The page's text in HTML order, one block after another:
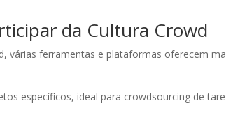
da Cultura Crowd
várias ferramentas e plataformas oferecem
específicos, ideal para crowdsourcing de